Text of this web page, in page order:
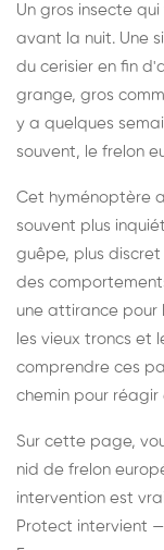
Un gros insecte
avant la nuit. Une
du cerisier en fin
grange, gros
y a quelques
souvent, le frelon
Cet hyménoptère
souvent plus
guêpe, plus
des
une attirance pour
les vieux troncs et
comprendre ces
chemin pour
Sur cette page,
nid de frelon
intervention est
Protect intervient